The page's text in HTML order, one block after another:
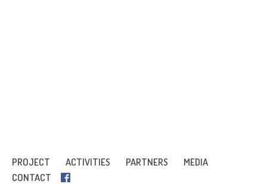
PROJECT ACTIVITIES PARTNERS
MEDIA
CONTACT